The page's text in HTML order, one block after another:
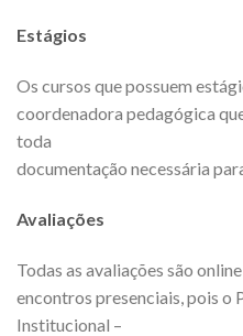
Estágios
Os cursos que possuem
coordenadora pedagógica
toda
documentação necessária
Avaliações
Todas as avaliações são
encontros presenciais, pois o
Institucional –